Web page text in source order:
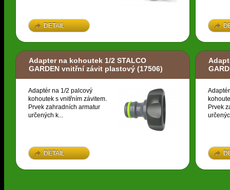
DETAIL
Adapter na kohoutek 1/2 STALCO
GARDEN vnitřní závit plastový (17506)
Adaptér na 1/2 palcový
kohoutek s vnitřním závitem.
Prvek zahradních armatur
určených k...
DETAIL
Prvek